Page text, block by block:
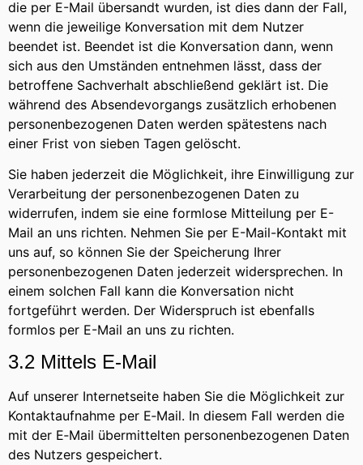
die per E-Mail übersandt wurden, ist dies dann der Fall,
wenn die jeweilige Konversation mit dem Nutzer
beendet ist. Beendet ist die Konversation dann, wenn
sich aus den Umständen entnehmen lässt, dass der
betroffene Sachverhalt abschließend geklärt ist. Die
während des Absendevorgangs zusätzlich erhobenen
personenbezogenen Daten werden spätestens nach
einer Frist von sieben Tagen gelöscht.
Sie haben jederzeit die Möglichkeit, ihre Einwilligung zur
Verarbeitung der personenbezogenen Daten zu
widerrufen, indem sie eine formlose Mitteilung per E-
Mail an uns richten. Nehmen Sie per E-Mail-Kontakt mit
uns auf, so können Sie der Speicherung Ihrer
personenbezogenen Daten jederzeit widersprechen. In
einem solchen Fall kann die Konversation nicht
fortgeführt werden. Der Widerspruch ist ebenfalls
formlos per E-Mail an uns zu richten.
3.2 Mittels E-Mail
Auf unserer Internetseite haben Sie die Möglichkeit zur
Kontaktaufnahme per E‑Mail. In diesem Fall werden die
mit der E‑Mail übermittelten personenbezogenen Daten
des Nutzers gespeichert.